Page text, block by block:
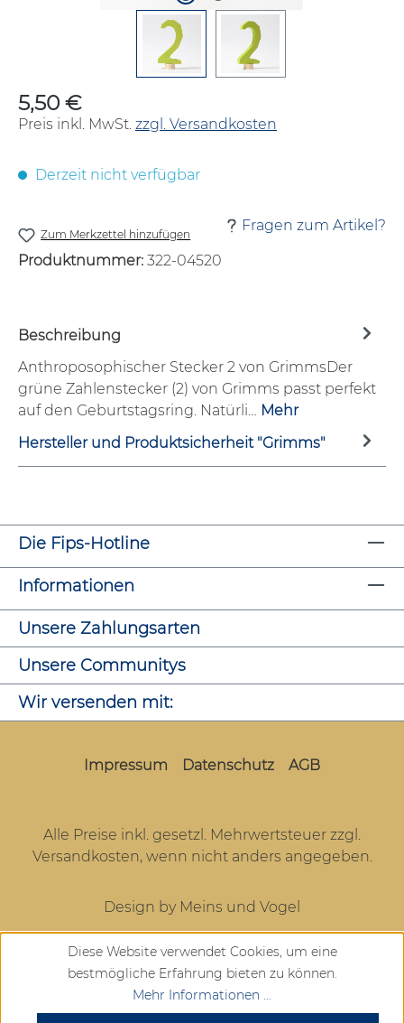
Regulärer Preis:
5,50 €
Preis inkl. MwSt. zzgl. Versandkosten
Derzeit nicht verfügbar
Zum Merkzettel hinzufügen
Fragen zum Artikel?
Produktnummer: 322-04520
Beschreibung
Anthroposophischer Stecker 2 von GrimmsDer
grüne Zahlenstecker (2) von Grimms passt perfekt
auf den Geburtstagsring. Natürli… Mehr
Hersteller und Produktsicherheit "Grimms"
Die Fips-Hotline
Informationen
Unsere Zahlungsarten
Unsere Communitys
Wir versenden mit:
Impressum Datenschutz AGB
Alle Preise inkl. gesetzl. Mehrwertsteuer zzgl.
Versandkosten, wenn nicht anders angegeben.
Design by Meins und Vogel
Diese Website verwendet Cookies, um eine
bestmögliche Erfahrung bieten zu können.
Mehr Informationen ...
SEHR GUT (4.72 / 5)